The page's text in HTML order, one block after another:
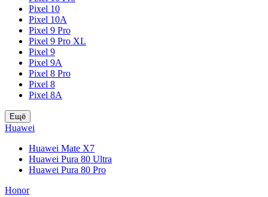
Pixel 10
Pixel 10A
Pixel 9 Pro
Pixel 9 Pro XL
Pixel 9
Pixel 9A
Pixel 8 Pro
Pixel 8
Pixel 8A
Ещё
Huawei
Huawei Mate X7
Huawei Pura 80 Ultra
Huawei Pura 80 Pro
Honor